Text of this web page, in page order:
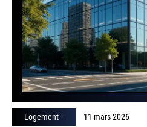
Logement 11 mars 2026